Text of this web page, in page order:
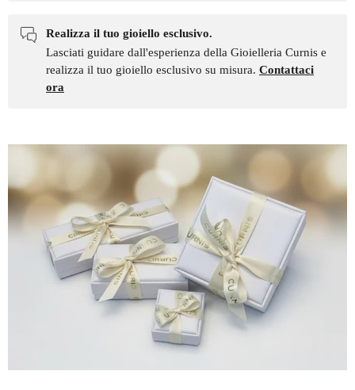
Realizza il tuo gioiello esclusivo.
Lasciati guidare dall'esperienza della Gioielleria Curnis e
realizza il tuo gioiello esclusivo su misura. Contattaci
ora